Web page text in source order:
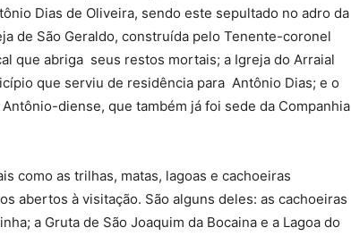
Dias de Oliveira, sendo este sepultado no adro da
de São Geraldo, construída pelo Tenente-coronel
que abriga seus restos mortais; a Igreja do Arraial
que serviu de residência para Antônio Dias; e o
diense, que também já foi sede da Companhia
como as trilhas, matas, lagoas e cachoeiras
abertos à visitação. São alguns deles: as cachoeiras
a Gruta de São Joaquim da Bocaina e a Lagoa do